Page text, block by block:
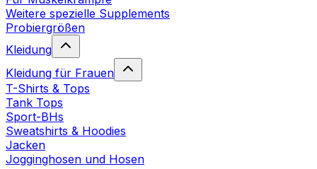
Weitere spezielle Supplements
Probiergrößen
Kleidung
Kleidung für Frauen
T-Shirts & Tops
Tank Tops
Sport-BHs
Sweatshirts & Hoodies
Jacken
Jogginghosen und Hosen